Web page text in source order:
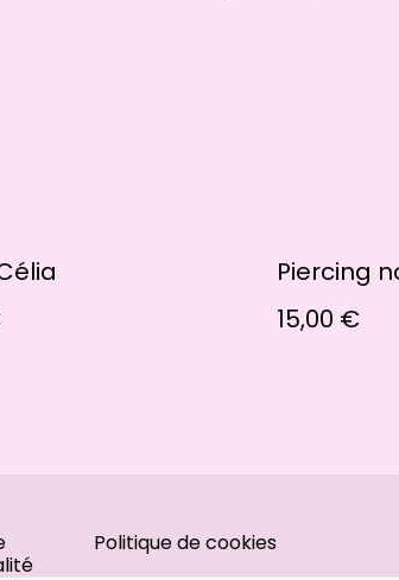
Piercing
15,00 €
Politique de cookies